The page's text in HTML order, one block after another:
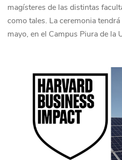
magísteres de las distintas
como tales. La ceremonia
mayo, en el Campus Piura de la